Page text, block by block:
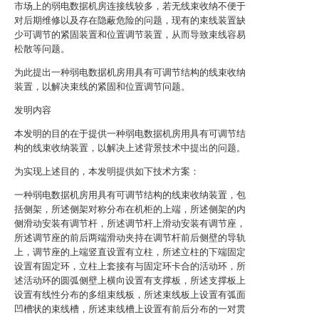
市场上的弱电数据机房连接线较多，若无线束收纳不便于
对后期维修以及存在隐蔽危险的问题，现有的束线装置缺
少可调节的紧固装置和位置调节装置，从而导致束线容易
松散等问题。
为此提出一种弱电数据机房用具有可调节结构的线束收纳
装置，以解决束线的紧固和位置调节问题。
发明内容
本发明的目的在于提供一种弱电数据机房用具有可调节结
构的线束收纳装置，以解决上述背景技术中提出的问题。
为实现上述目的，本发明提供如下技术方案：
一种弱电数据机房用具有可调节结构的线束收纳装置，包
括侧架，所述侧架对称分布在机柜的上端，所述侧架的内
侧滑动安装有调节杆，所述调节杆上滑动安装有调节座，
所述调节座的前后两端滑动夹持在调节杆前后侧壁的导轨
上，调节座的上端竖直设置有立柱，所述立柱的下端固定
设置有固定环，立柱上套接有与固定环卡合的活动环，所
述活动环的圆弧侧壁上横向设置有支撑板，所述支撑板上
设置有线性分布的多组束线板，所述束线板上设置有弧面
凹槽状的束线槽，所述束线槽上设置有前后分布的一对贯